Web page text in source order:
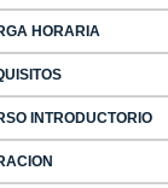
HORARIA
INTRODUCTORIO